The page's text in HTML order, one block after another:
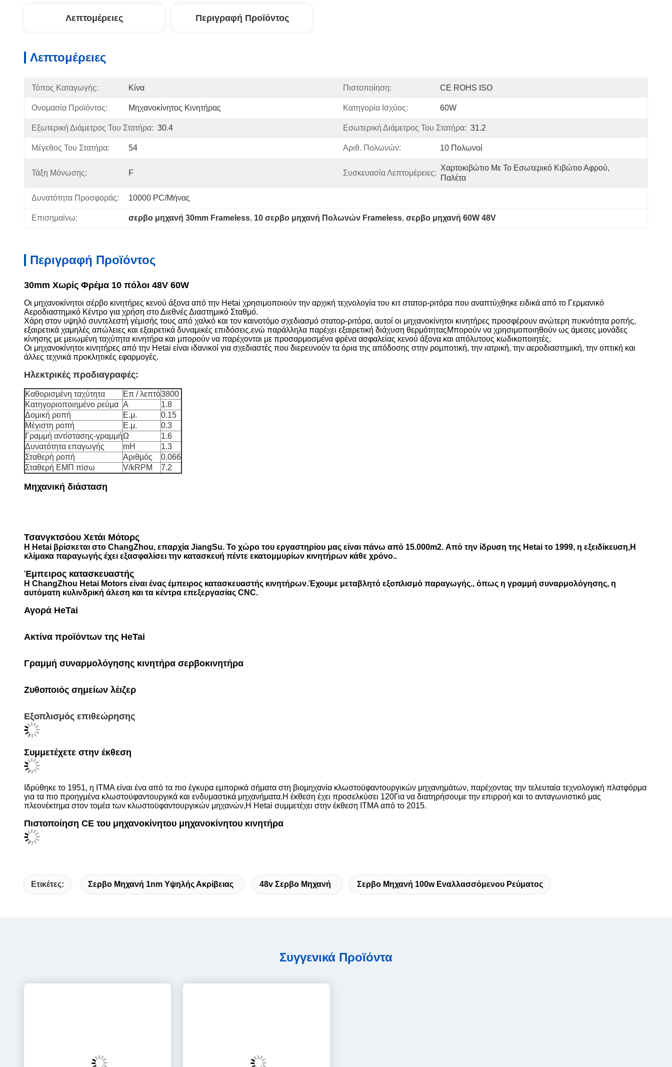
Λεπτομέρειες Περιγραφή Προϊόντος
Λεπτομέρειες
Τόπος Καταγωγής: Κίνα Πιστοποίηση: CE ROHS ISO
Ονομασία Προϊόντος: Μηχανοκίνητος Κινητήρας Κατηγορία Ισχύος: 60W
Εξωτερική Διάμετρος Του Στατήρα: 30.4 Εσωτερική Διάμετρος Του Στατήρα: 31.2
Μέγεθος Του Στατήρα: 54 Αριθ. Πολωνών: 10 Πολωνοί
Τάξη Μόνωσης: F Συσκευασία Λεπτομέρειες:
Χαρτοκιβώτιο Με Το Εσωτερικό Κιβώτιο Αφρού,
Παλέτα
Δυνατότητα Προσφοράς: 10000 PC/μήνας
Επισημαίνω: σερβο μηχανή 30mm Frameless, 10 σερβο μηχανή Πολωνών Frameless, σερβο μηχανή 60W 48V
Περιγραφή Προϊόντος
30mm Χωρίς Φρέμα 10 πόλοι 48V 60W
Οι μηχανοκίνητοι σέρβο κινητήρες κενού άξονα από την Hetai χρησιμοποιούν την αρχική τεχνολογία του κιτ στατορ-ριτόρα που αναπτύχθηκε ειδικά από το Γερμανικό
Αεροδιαστημικό Κέντρο για χρήση στο Διεθνές Διαστημικό Σταθμό.
Χάρη στον υψηλό συντελεστή γέμισής τους από χαλκό και τον καινοτόμο σχεδιασμό στατορ-ριτόρα, αυτοί οι μηχανοκίνητοι κινητήρες προσφέρουν ανώτερη πυκνότητα ροπής,
εξαιρετικά χαμηλές απώλειες και εξαιρετικά δυναμικές επιδόσεις.ενώ παράλληλα παρέχει εξαιρετική διάχυση θερμότηταςΜπορούν να χρησιμοποιηθούν ως άμεσες μονάδες
κίνησης με μειωμένη ταχύτητα κινητήρα και μπορούν να παρέχονται με προσαρμοσμένα φρένα ασφαλείας κενού άξονα και απόλυτους κωδικοποιητές.
Οι μηχανοκίνητοι κινητήρες από την Hetai είναι ιδανικοί για σχεδιαστές που διερευνούν τα όρια της απόδοσης στην ρομποτική, την ιατρική, την αεροδιαστημική, την οπτική και
άλλες τεχνικά προκλητικές εφαρμογές.
Ηλεκτρικές προδιαγραφές:
Καθορισμένη ταχύτητα Επ / λεπτό3800
Κατηγοριοποιημένο ρεύμα Α
1.8
Δομική ροπή
Ε.μ.
0.15
Μέγιστη ροπή
Ε.μ.
0.3
Γραμμή αντίστασης-γραμμήΩ
1.6
Δυνατότητα επαγωγής
mH
1.3
Σταθερή ροπή
Αριθμός
0.066
Σταθερή ΕΜΠ πίσω
V/kRPM 7.2
Μηχανική διάσταση
Η Hetai βρίσκεται στο ChangZhou, επαρχία JiangSu. Το χώρο του εργαστηρίου μας είναι πάνω από 15.000m2. Από την ίδρυση της Hetai το 1999, η εξειδίκευση,Η
κλίμακα παραγωγής έχει εξασφαλίσει την κατασκευή πέντε εκατομμυρίων κινητήρων κάθε χρόνο..
Έμπειρος κατασκευαστής
Η ChangZhou Hetai Motors είναι ένας έμπειρος κατασκευαστής κινητήρων.Έχουμε μεταβλητό εξοπλισμό παραγωγής., όπως η γραμμή συναρμολόγησης, η
αυτόματη κυλινδρική άλεση και τα κέντρα επεξεργασίας CNC.
Αγορά HeTai